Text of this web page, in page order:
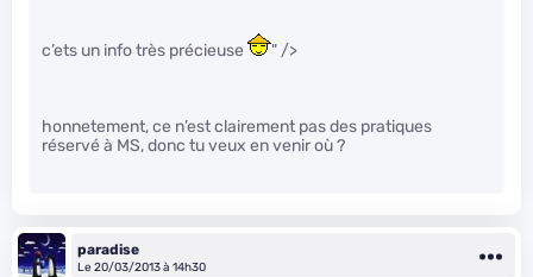
c’ets un info très précieuse " />
honnetement, ce n’est clairement pas des pratiques
réservé à MS, donc tu veux en venir où ?
paradise
Le 20/03/2013 à 14h30